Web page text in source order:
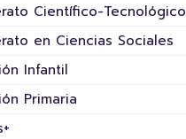
Científico-Tecnológico
en Ciencias Sociales
Infantil
Primaria